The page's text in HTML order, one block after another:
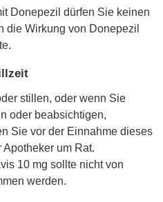
Donepezil dürfen Sie keinen
die Wirkung von Donepezil
stillen, oder wenn Sie
oder beabsichtigen,
Sie vor der Einnahme dieses
um Rat.
10 mg sollte nicht von
werden.